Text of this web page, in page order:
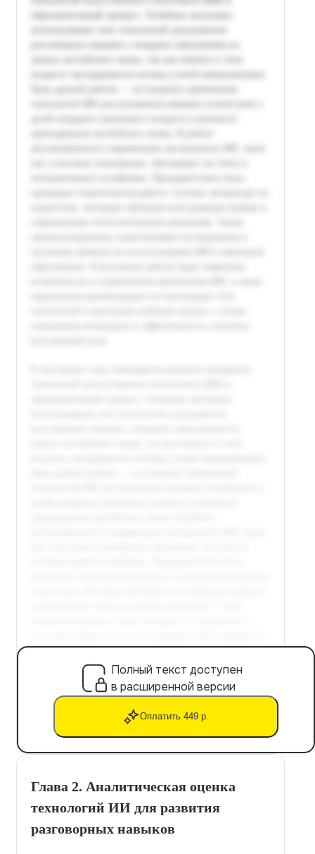
Полный текст доступен
в расширенной версии
Оплатить 449 р.
Глава 2. Аналитическая оценка
технологий ИИ для развития
разговорных навыков